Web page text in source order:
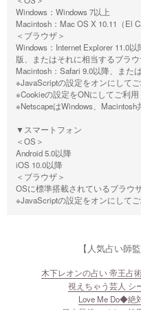
Windows：Windows 7以上
Macintosh：Mac OS X 10.11（El
＜ブラウザ＞
Windows：Internet Explorer 11.0
版、またはそれに相当するブラウ
Macintosh：Safari 9.0以降、また
※JavaScriptの設定をオンにしてご
※Cookieの設定をONにしてご利用
※NetscapeはWindows、Macintosh
▼スマートフォン
＜OS＞
Android 5.0以降
iOS 10.0以降
＜ブラウザ＞
OSに標準搭載されているブラウザ
※JavaScriptの設定をオンにしてご
【人気占い師
木下レオンの占い 帝王占
視えちゃう芸人 シ
Love Me Do◆絶